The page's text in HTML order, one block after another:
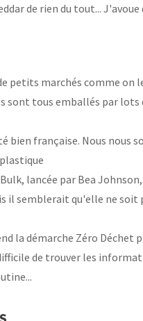
de rien du tout...
petits marchés comme on
sont tous emballés par lots
bien française. Nous nous
lancée par Bea
il semblerait qu'elle ne
la démarche Zéro Déchet
de trouver les